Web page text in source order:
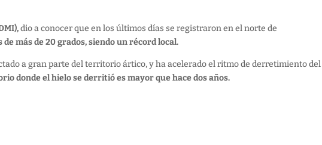
dio a conocer que en los últimos días se registraron en el norte de
más de 20 grados, siendo un récord local.
a gran parte del territorio ártico, y ha acelerado el ritmo de derretimiento del
donde el hielo se derritió es mayor que hace dos años.